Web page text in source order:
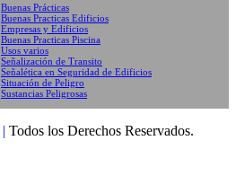
Buenas Prácticas
Buenas Practicas Edificios
Empresas y Edificios
Buenas Practicas Piscina
Usos varios
Señalización de Transito
Señalética en Seguridad de Edificios
Situación de Peligro
Sustancias Peligrosas
| Todos los Derechos Reservados.